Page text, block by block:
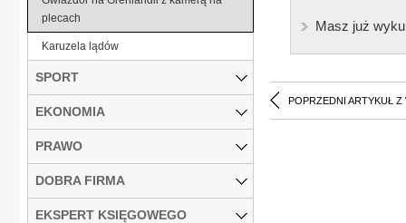
Masz już
POPRZEDNI ARTYKUŁ Z
plecach
Karuzela lądów
SPORT
EKONOMIA
PRAWO
DOBRA FIRMA
EKSPERT KSIĘGOWEGO